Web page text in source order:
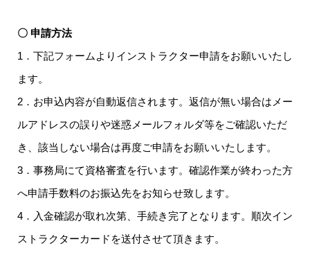
〇 申請方法
1．下記フォームよりインストラクター申請をお願いいたし
ます。
2．お申込内容が自動返信されます。返信が無い場合はメー
ルアドレスの誤りや迷惑メールフォルダ等をご確認いただ
き、該当しない場合は再度ご申請をお願いいたします。
3．事務局にて資格審査を行います。確認作業が終わった方
へ申請手数料のお振込先をお知らせ致します。
4．入金確認が取れ次第、手続き完了となります。順次イン
ストラクターカードを送付させて頂きます。